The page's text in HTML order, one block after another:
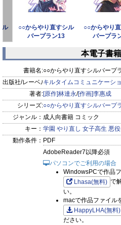
なんと小百合に恋してしまって！
真紀、ハヤナ、慎二たちも次第
第34話～第40話
おまけ
ル
○○からやり直すシル
バープラン13
○○からやり
バープラ
prev
本電子書
書籍名:○○からやり直すシルバープ
出版社/レーベル:キルタイムコミュニケーシ
著者:[原作]林達永/[作画]李惠成
シリーズ:○○からやり直すシルバープ
ジャンル： 成人向書籍 コミック
キー： 学園 やり直し 女子高生 悪
動作条件： PDF
AdobeReader7以降必須
パソコンでご利用の場合
WindowsPCで作品
Lhasa(無料) で
い。
macで作品ファイル
HappyLHA(無料)
ださい。